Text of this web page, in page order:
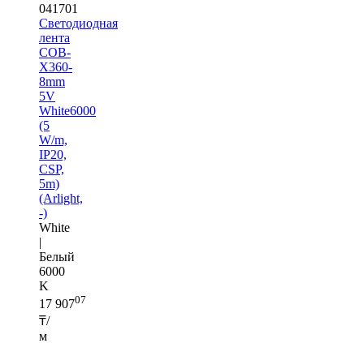
041701
Светодиодная
лента
COB-
X360-
8mm
5V
White6000
(5
W/m,
IP20,
CSP,
5m)
(Arlight,
-)
White
|
Белый
6000
K
17 90707
₸/
м